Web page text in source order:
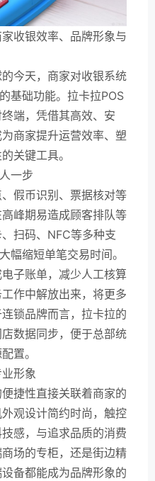
收银效率、品牌形象与
今天，商家对收银系统
基础功能。拉卡拉POS
端，凭借其高效、安
商家提升运营效率、塑
关键工具。
一步
假币识别、票据核对等
峰期易造成顾客排队等
扫码、NFC等多种支
幅缩短单笔交易时间。
子账单，减少人工核算
作中解放出来，将更多
锁品牌而言，拉卡拉的
数据同步，便于总部统
置。
形象
捷性直接关联着商家的
观设计简约时尚，触控
感，与追求品质的消费
场的专柜，还是街边精
备都能成为品牌形象的